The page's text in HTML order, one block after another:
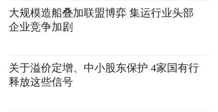
大规模造船叠加联盟博弈 集运行业头部
企业竞争加剧
关于溢价定增、中小股东保护 4家国有行
释放这些信号